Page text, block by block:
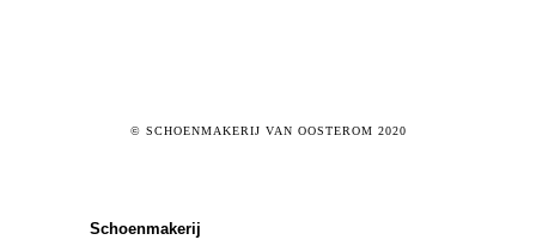
© SCHOENMAKERIJ VAN OOSTEROM 2020
Schoenmakerij